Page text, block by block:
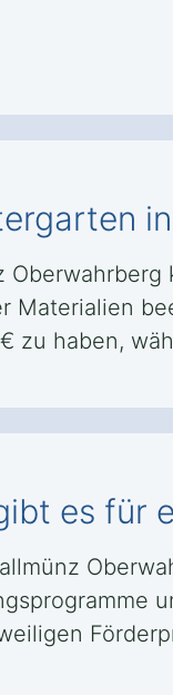
Materialien
zu haben,
es für